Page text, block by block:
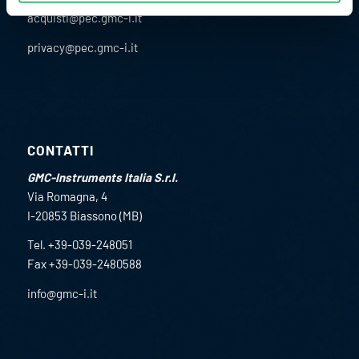
acquisti@pec.gmc-i.it
privacy@pec.gmc-i.it
CONTATTI
GMC-Instruments Italia S.r.l.
Via Romagna, 4
I-20853 Biassono (MB)
Tel. +39-039-248051
Fax +39-039-2480588
info@gmc-i.it